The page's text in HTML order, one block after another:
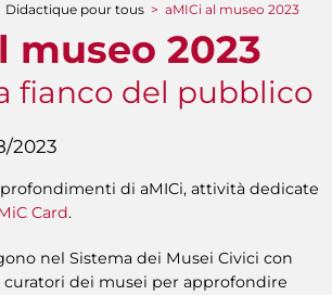
Didactique pour tous > aMICi al museo 2023
museo 2023
fianco del pubblico
2023
di aMICi, attività dedicate
Card.
nel Sistema dei Musei Civici con
dei musei per approfondire